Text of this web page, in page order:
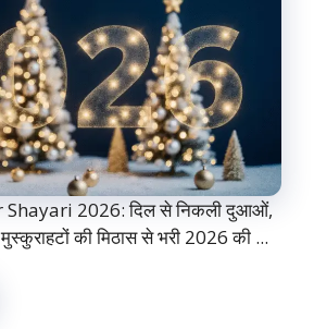
2026: दिल से निकली दुआओं,
की मिठास से भरी 2026 की ...